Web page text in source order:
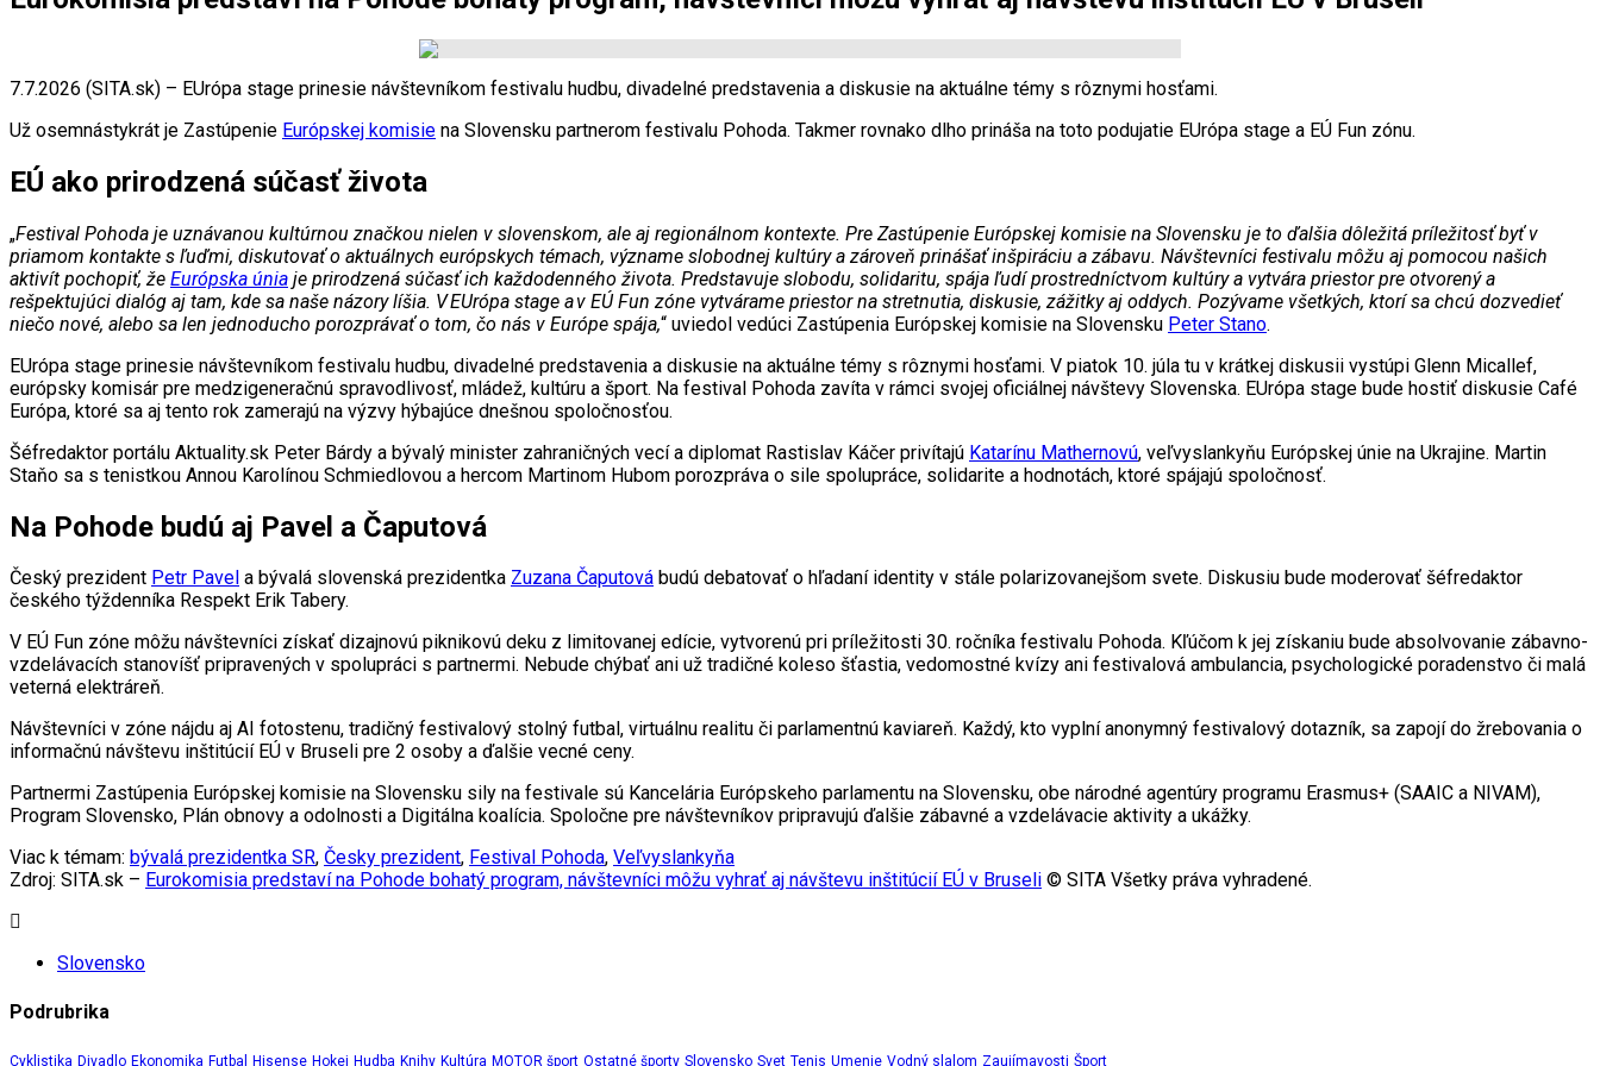
7.7.2026 (SITA.sk) – EUrópa stage prinesie návštevníkom festivalu hudbu, divadelné predstavenia a diskusie na aktuálne témy s rôznymi hosťami.
Už osemnástykrát je Zastúpenie Európskej komisie na Slovensku partnerom festivalu Pohoda. Takmer rovnako dlho prináša na toto podujatie EUrópa stage a EÚ Fun zónu.
EÚ ako prirodzená súčasť života
„Festival Pohoda je uznávanou kultúrnou značkou nielen v slovenskom, ale aj regionálnom kontexte. Pre Zastúpenie Európskej komisie na Slovensku je to ďalšia dôležitá príležitosť byť v
priamom kontakte s ľuďmi, diskutovať o aktuálnych európskych témach, význame slobodnej kultúry a zároveň prinášať inšpiráciu a zábavu. Návštevníci festivalu môžu aj pomocou našich
aktivít pochopiť, že Európska únia je prirodzená súčasť ich každodenného života. Predstavuje slobodu, solidaritu, spája ľudí prostredníctvom kultúry a vytvára priestor pre otvorený a
rešpektujúci dialóg aj tam, kde sa naše názory líšia. V EUrópa stage a v EÚ Fun zóne vytvárame priestor na stretnutia, diskusie, zážitky aj oddych. Pozývame všetkých, ktorí sa chcú dozvedieť
niečo nové, alebo sa len jednoducho porozprávať o tom, čo nás v Európe spája,“ uviedol vedúci Zastúpenia Európskej komisie na Slovensku Peter Stano.
EUrópa stage prinesie návštevníkom festivalu hudbu, divadelné predstavenia a diskusie na aktuálne témy s rôznymi hosťami. V piatok 10. júla tu v krátkej diskusii vystúpi Glenn Micallef,
európsky komisár pre medzigeneračnú spravodlivosť, mládež, kultúru a šport. Na festival Pohoda zavíta v rámci svojej oficiálnej návštevy Slovenska. EUrópa stage bude hostiť diskusie Café
Európa, ktoré sa aj tento rok zamerajú na výzvy hýbajúce dnešnou spoločnosťou.
Šéfredaktor portálu Aktuality.sk Peter Bárdy a bývalý minister zahraničných vecí a diplomat Rastislav Káčer privítajú Katarínu Mathernovú, veľvyslankyňu Európskej únie na Ukrajine. Martin
Staňo sa s tenistkou Annou Karolínou Schmiedlovou a hercom Martinom Hubom porozpráva o sile spolupráce, solidarite a hodnotách, ktoré spájajú spoločnosť.
Na Pohode budú aj Pavel a Čaputová
Český prezident Petr Pavel a bývalá slovenská prezidentka Zuzana Čaputová budú debatovať o hľadaní identity v stále polarizovanejšom svete. Diskusiu bude moderovať šéfredaktor
českého týždenníka Respekt Erik Tabery.
V EÚ Fun zóne môžu návštevníci získať dizajnovú piknikovú deku z limitovanej edície, vytvorenú pri príležitosti 30. ročníka festivalu Pohoda. Kľúčom k jej získaniu bude absolvovanie zábavno-
vzdelávacích stanovíšť pripravených v spolupráci s partnermi. Nebude chýbať ani už tradičné koleso šťastia, vedomostné kvízy ani festivalová ambulancia, psychologické poradenstvo či malá
veterná elektráreň.
Návštevníci v zóne nájdu aj AI fotostenu, tradičný festivalový stolný futbal, virtuálnu realitu či parlamentnú kaviareň. Každý, kto vyplní anonymný festivalový dotazník, sa zapojí do žrebovania o
informačnú návštevu inštitúcií EÚ v Bruseli pre 2 osoby a ďalšie vecné ceny.
Partnermi Zastúpenia Európskej komisie na Slovensku sily na festivale sú Kancelária Európskeho parlamentu na Slovensku, obe národné agentúry programu Erasmus+ (SAAIC a NIVAM),
Program Slovensko, Plán obnovy a odolnosti a Digitálna koalícia. Spoločne pre návštevníkov pripravujú ďalšie zábavné a vzdelávacie aktivity a ukážky.
Viac k témam: bývalá prezidentka SR, Česky prezident, Festival Pohoda, Veľvyslankyňa
Zdroj: SITA.sk – Eurokomisia predstaví na Pohode bohatý program, návštevníci môžu vyhrať aj návštevu inštitúcií EÚ v Bruseli © SITA Všetky práva vyhradené.
Slovensko
Podrubrika
Cyklistika Divadlo Ekonomika Futbal Hisense Hokej Hudba Knihy Kultúra MOTOR šport Ostatné športy Slovensko Svet Tenis Umenie Vodný slalom Zaujímavosti Šport